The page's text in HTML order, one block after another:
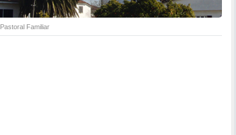
Pastoral Familiar